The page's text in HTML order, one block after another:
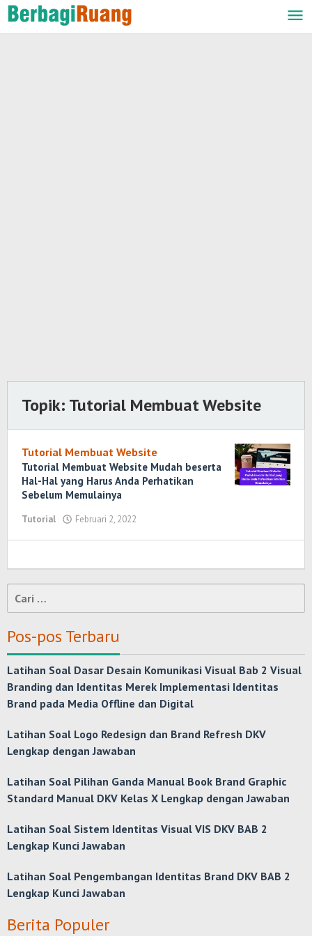
Lewati
ke
Topik: Tutorial Membuat Website
Tutorial Membuat Website
Tutorial Membuat Website Mudah beserta
Hal-Hal yang Harus Anda Perhatikan
Sebelum Memulainya
Tutorial Februari 2, 2022
Cari
untuk:
Pos-pos Terbaru
Latihan Soal Dasar Desain Komunikasi Visual Bab 2 Visual
Branding dan Identitas Merek Implementasi Identitas
Brand pada Media Offline dan Digital
Latihan Soal Logo Redesign dan Brand Refresh DKV
Lengkap dengan Jawaban
Latihan Soal Pilihan Ganda Manual Book Brand Graphic
Standard Manual DKV Kelas X Lengkap dengan Jawaban
Latihan Soal Sistem Identitas Visual VIS DKV BAB 2
Lengkap Kunci Jawaban
Latihan Soal Pengembangan Identitas Brand DKV BAB 2
Lengkap Kunci Jawaban
Berita Populer